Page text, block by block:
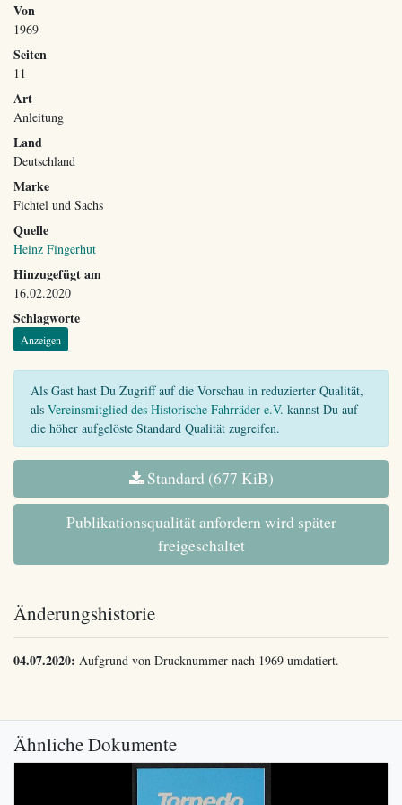
Von
1969
Seiten
11
Art
Anleitung
Land
Deutschland
Marke
Fichtel und Sachs
Quelle
Heinz Fingerhut
Hinzugefügt am
16.02.2020
Schlagworte
Anzeigen
Als Gast hast Du Zugriff auf die Vorschau in reduzierter Qualität,
als Vereinsmitglied des Historische Fahrräder e.V. kannst Du auf
die höher aufgelöste Standard Qualität zugreifen.
Standard (677 KiB)
Publikationsqualität anfordern wird später
freigeschaltet
Änderungshistorie
04.07.2020: Aufgrund von Drucknummer nach 1969 umdatiert.
Ähnliche Dokumente